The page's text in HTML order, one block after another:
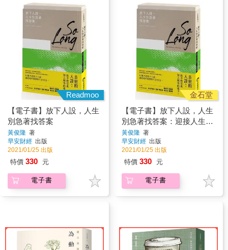
Readmoo
【電子書】放下人設，人生
別急著找答案
黃俊隆 著
早安財經 出版
2021/01/25 出版
特價 330 元
電子書
金石堂
【電子書】放下人設，人生
別急著找答案：迎接人生下
半場的50道練習題
黃俊隆 著
早安財經 出版
2021/01/25 出版
特價 330 元
電子書